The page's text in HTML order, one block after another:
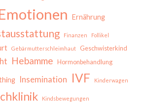
Ernährung
Finanzen Follikel
Gebärmutterschleimhaut
Geschwisterkind
Hebamme Hormonbehandlung
Insemination IVF Kinderwagen
Kindsbewegungen